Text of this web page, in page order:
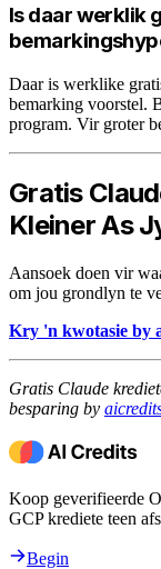
Is daar werklik
Daar is werklike
bemarking voorstel.
program. Vir groter
Gratis
Kleiner As
Aansoek doen vir
om jou grondlyn te
Kry 'n kwotasie by
Gratis Claude
besparing by
Koop geverifieerde
GCP krediete teen
Begin